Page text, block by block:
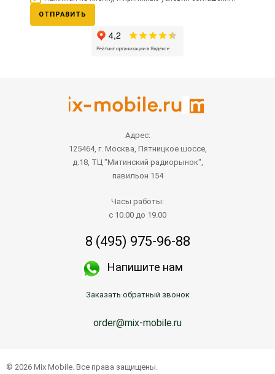
ОТПРАВИТЬ
Адрес:
125464, г. Москва, Пятницкое шоссе,
д.18, ТЦ "Митинский радиорынок",
павильон 154
Часы работы:
с 10.00 до 19.00
8 (495) 975-96-88
Напишите нам
Заказать обратный звонок
order@mix-mobile.ru
© 2026 Mix Mobile. Все права защищены.